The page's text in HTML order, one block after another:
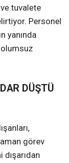
tuvalete
Personel
yanında
DÜŞTÜ
görev
dışarıdan